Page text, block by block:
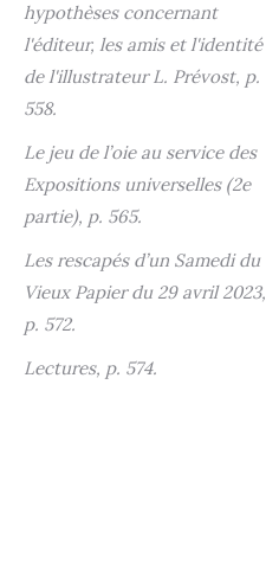
hypothèses concernant
l'éditeur, les amis et l'identité
de l'illustrateur L. Prévost, p.
558.
Le jeu de l’oie au service des
Expositions universelles (2e
partie), p. 565.
Les rescapés d’un Samedi du
Vieux Papier du 29 avril 2023,
p. 572.
Lectures, p. 574.